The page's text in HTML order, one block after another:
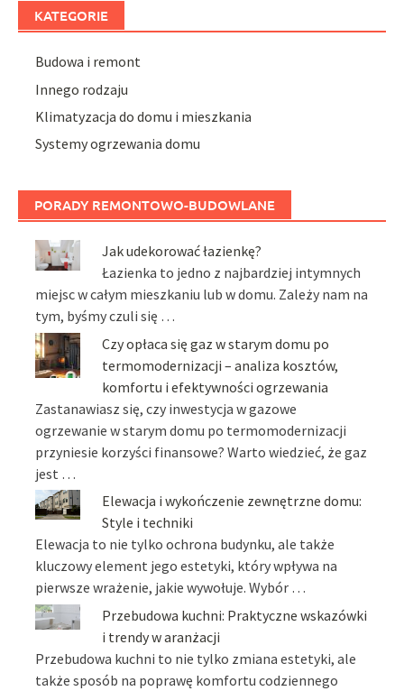
KATEGORIE
Budowa i remont
Innego rodzaju
Klimatyzacja do domu i mieszkania
Systemy ogrzewania domu
PORADY REMONTOWO-BUDOWLANE
Jak udekorować łazienkę?
Łazienka to jedno z najbardziej intymnych
miejsc w całym mieszkaniu lub w domu. Zależy nam na
tym, byśmy czuli się …
Czy opłaca się gaz w starym domu po
termomodernizacji – analiza kosztów,
komfortu i efektywności ogrzewania
Zastanawiasz się, czy inwestycja w gazowe
ogrzewanie w starym domu po termomodernizacji
przyniesie korzyści finansowe? Warto wiedzieć, że gaz
jest …
Elewacja i wykończenie zewnętrzne domu:
Style i techniki
Elewacja to nie tylko ochrona budynku, ale także
kluczowy element jego estetyki, który wpływa na
pierwsze wrażenie, jakie wywołuje. Wybór …
Przebudowa kuchni: Praktyczne wskazówki
i trendy w aranżacji
Przebudowa kuchni to nie tylko zmiana estetyki, ale
także sposób na poprawę komfortu codziennego